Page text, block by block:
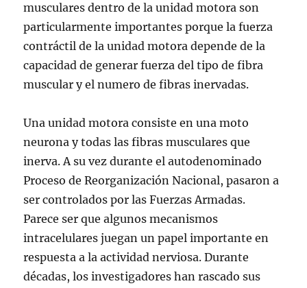
musculares dentro de la unidad motora son
particularmente importantes porque la fuerza
contráctil de la unidad motora depende de la
capacidad de generar fuerza del tipo de fibra
muscular y el numero de fibras inervadas.
Una unidad motora consiste en una moto
neurona y todas las fibras musculares que
inerva. A su vez durante el autodenominado
Proceso de Reorganización Nacional, pasaron a
ser controlados por las Fuerzas Armadas.
Parece ser que algunos mecanismos
intracelulares juegan un papel importante en
respuesta a la actividad nerviosa. Durante
décadas, los investigadores han rascado sus